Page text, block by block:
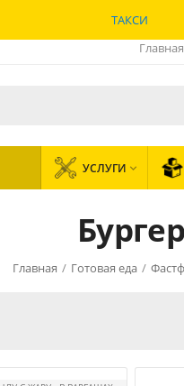
ТАКСИ
Главная
УСЛУГИ 
Бургер
Главная / Готовая еда /